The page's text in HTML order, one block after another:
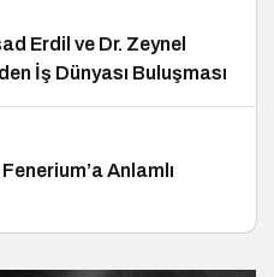
Erdil ve Dr. Zeynel
İş Dünyası Buluşması
Anlamlı